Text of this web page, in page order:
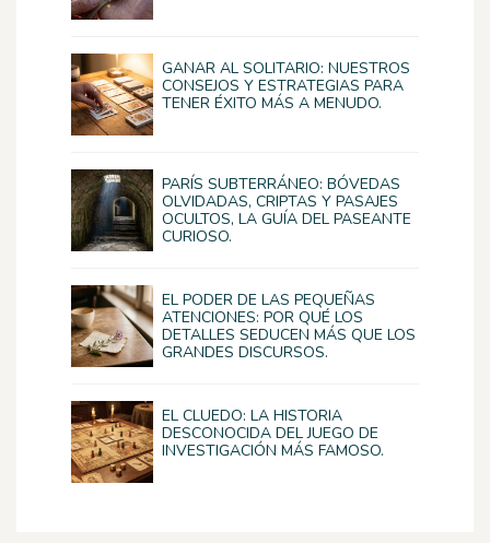
GANAR AL SOLITARIO: NUESTROS
CONSEJOS Y ESTRATEGIAS PARA
TENER ÉXITO MÁS A MENUDO.
PARÍS SUBTERRÁNEO: BÓVEDAS
OLVIDADAS, CRIPTAS Y PASAJES
OCULTOS, LA GUÍA DEL PASEANTE
CURIOSO.
EL PODER DE LAS PEQUEÑAS
ATENCIONES: POR QUÉ LOS
DETALLES SEDUCEN MÁS QUE LOS
GRANDES DISCURSOS.
EL CLUEDO: LA HISTORIA
DESCONOCIDA DEL JUEGO DE
INVESTIGACIÓN MÁS FAMOSO.